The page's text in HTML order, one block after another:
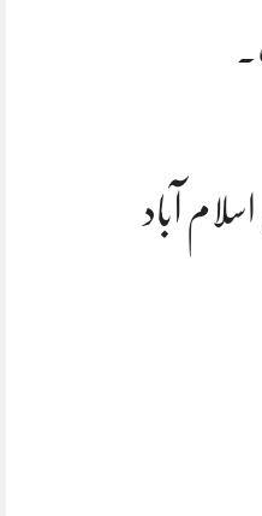
آباد